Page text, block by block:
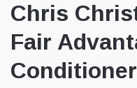
Chris
Fair
Conditioner